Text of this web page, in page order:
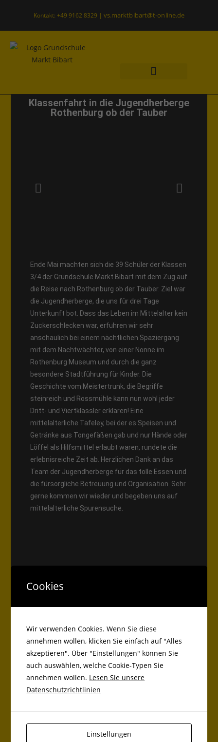
Kontakt: +49 9162 8329 | vs.marktbibart@t-online.de
Klassenfahrt in die Jugendherberge
Rothenburg ob der Tauber
Ende Mai machten sich die 39 Schüler der Klassen
3/4 der Grundschule Markt Bibart mit dem Zug auf
die Reise nach Rothenburg ob der Tauber. Ziel war
die Jugendherberge, die uns für drei Tage
Unterkunft bot. Dass das Leben im Mittelalter kein
Zuckerschlecken war, erfuhren wir sehr
anschaulich bei einem nächtlichen Spaziergang
mit dem Nachtwächter, von einer Nonne im
Rothenburg Museum und durch die ganz
besondere Stadtführung für Kinder. Die
Geschichte vom Meistertrunk, die Begriffe
steinreich und Rossmühle kann nun wohl jeder
Dritt- und Viertklässler erklären! Eine
mittelalterliche Tafeley, bei der es Speisen und
Getränke aus Tongefäßen gab und nur Hände oder
Löffel als Hilfsmittel erlaubt waren, rundete die
erlebnisreiche Zeit ab. Herzlichen Dank an das
Team der Jugendherberge für das tolle Essen und
die fürsorgliche Betreuung und Organisation. Sehr
gerne kommen wir wieder und begeben uns auf
mittelalterliche Spurensuche.
DAS KÖNNTE DIR AUCH GEFALLEN
Autorenlesung
Cookies
Wir verwenden Cookies. Wenn Sie diese
annehmen wollen, klicken Sie einfach auf "Alles
akzeptieren". Über "Einstellungen" können Sie
auch auswählen, welche Cookie-Typen Sie
annehmen wollen. Lesen Sie unsere
Datenschutzrichtlinien
Einstellungen